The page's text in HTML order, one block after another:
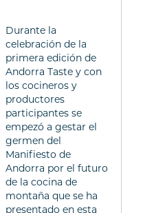
Durante la
celebración de la
primera edición de
Andorra Taste y con
los cocineros y
productores
participantes se
empezó a gestar el
germen del
Manifiesto de
Andorra por el futuro
de la cocina de
montaña que se ha
presentado en esta